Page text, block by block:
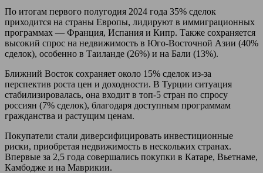
По итогам первого полугодия 2024 года 35% сделок
приходится на страны Европы, лидируют в иммиграционных
программах — Франция, Испания и Кипр. Также сохраняется
высокий спрос на недвижимость в Юго-Восточной Азии (40%
сделок), особенно в Таиланде (26%) и на Бали (13%).
Ближний Восток сохраняет около 15% сделок из-за
перспектив роста цен и доходности. В Турции ситуация
стабилизировалась, она входит в топ-5 стран по спросу
россиян (7% сделок), благодаря доступным программам
гражданства и растущим ценам.
Покупатели стали диверсифицировать инвестиционные
риски, приобретая недвижимость в нескольких странах.
Впервые за 2,5 года совершались покупки в Катаре, Вьетнаме,
Камбодже и на Маврикии.